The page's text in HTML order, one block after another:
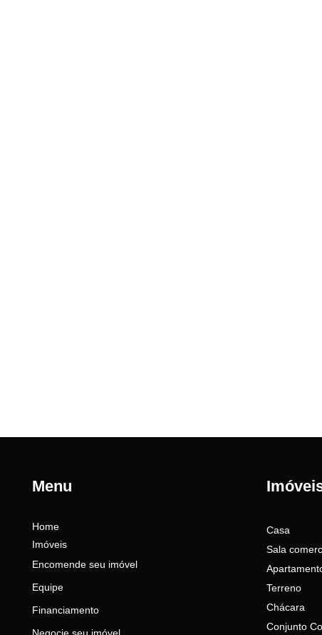
Menu
Home
Imóveis
Encomende seu imóvel
Equipe
Financiamento
Casa
Sala
Terreno
Chácara
Conjunto